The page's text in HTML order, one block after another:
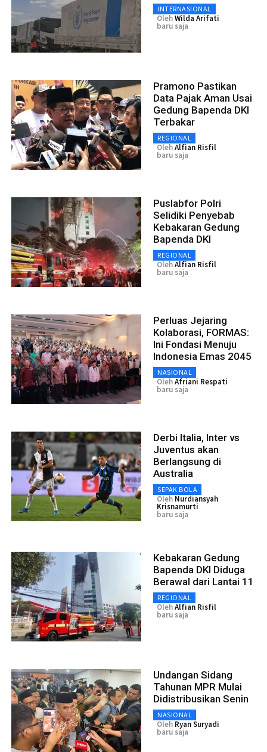
INTERNASIONAL
OlehWilda Arifati
baru saja
Pramono Pastikan
Data Pajak Aman Usai
Gedung Bapenda DKI
Terbakar
REGIONAL
OlehAlfian Risfil
baru saja
Puslabfor Polri
Selidiki Penyebab
Kebakaran Gedung
Bapenda DKI
REGIONAL
OlehAlfian Risfil
baru saja
Perluas Jejaring
Kolaborasi, FORMAS:
Ini Fondasi Menuju
Indonesia Emas 2045
NASIONAL
OlehAfriani Respati
baru saja
Derbi Italia, Inter vs
Juventus akan
Berlangsung di
Australia
SEPAK BOLA
Oleh Nurdiansyah
Krisnamurti
baru saja
Kebakaran Gedung
Bapenda DKI Diduga
Berawal dari Lantai 11
REGIONAL
OlehAlfian Risfil
baru saja
Undangan Sidang
Tahunan MPR Mulai
Didistribusikan Senin
NASIONAL
Oleh Ryan Suryadi
baru saja